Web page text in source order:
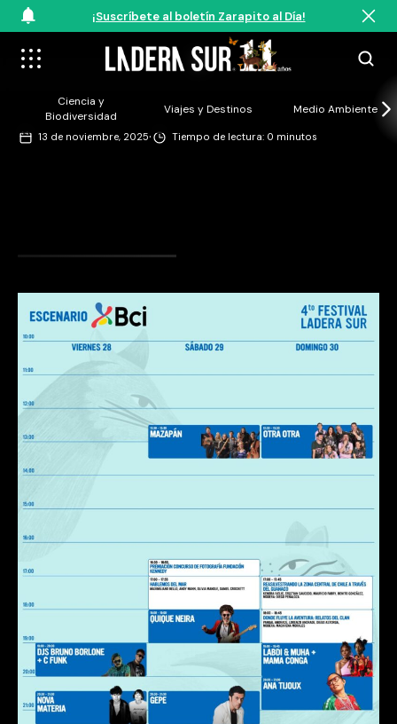
¡Suscríbete al boletín Zarapito al Día!
Ciencia y
Biodiversidad
Viajes y Destinos Medio Ambiente
5
13 de noviembre, 2025· Tiempo de lectura: 0 minutos